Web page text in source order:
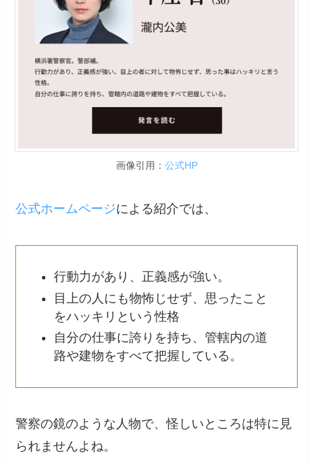
画像引用： 公式HP
公式ホームページによる紹介では、
行動力があり、正義感が強い。
目上の人にも物怖じせず、思ったこと
をハッキリという性格
自分の仕事に誇りを持ち、管轄内の道
路や建物をすべて把握している。
警察の鏡のような人物で、怪しいところは特に見
られませんよね。